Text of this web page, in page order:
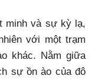
minh và sự kỳ lạ,
với một trạm
khác. Nằm giữa
sự ồn ào của đô